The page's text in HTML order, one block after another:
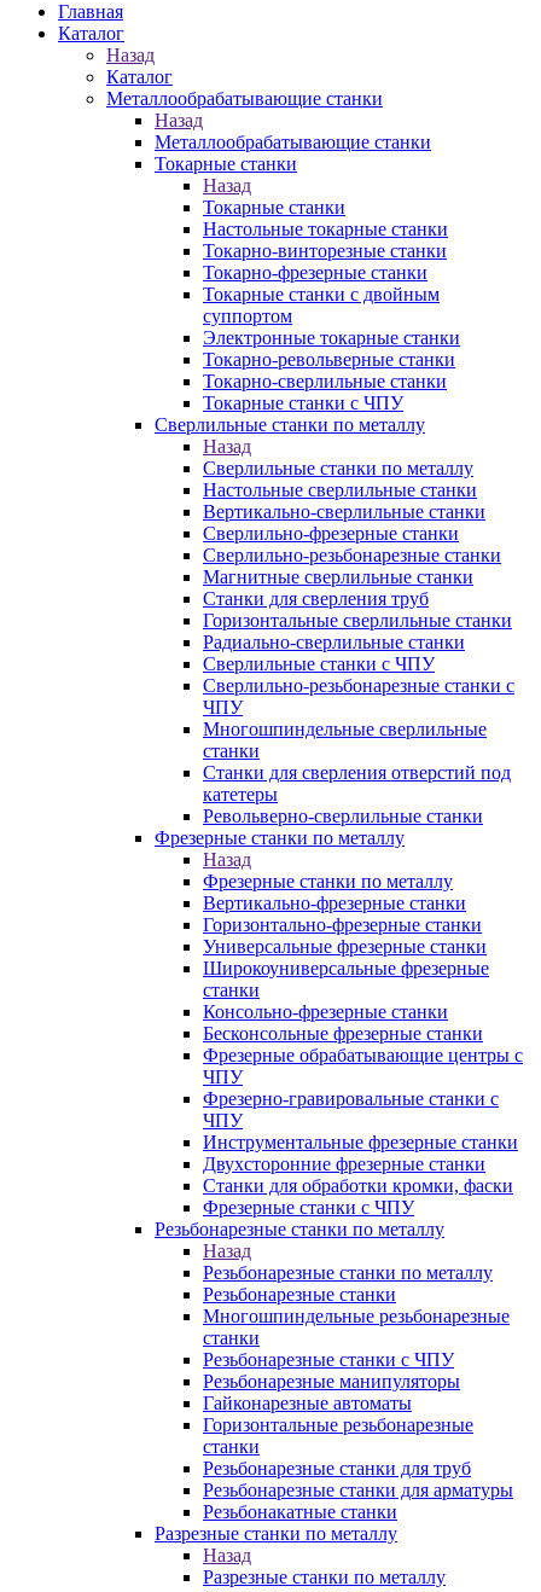
Главная
Каталог
Назад
Каталог
Металлообрабатывающие станки
Назад
Металлообрабатывающие станки
Токарные станки
Назад
Токарные станки
Настольные токарные станки
Токарно-винторезные станки
Токарно-фрезерные станки
Токарные станки с двойным
суппортом
Электронные токарные станки
Токарно-револьверные станки
Токарно-сверлильные станки
Токарные станки с ЧПУ
Сверлильные станки по металлу
Назад
Сверлильные станки по металлу
Настольные сверлильные станки
Вертикально-сверлильные станки
Сверлильно-фрезерные станки
Сверлильно-резьбонарезные станки
Магнитные сверлильные станки
Станки для сверления труб
Горизонтальные сверлильные станки
Радиально-сверлильные станки
Сверлильные станки с ЧПУ
Сверлильно-резьбонарезные станки с
ЧПУ
Многошпиндельные сверлильные
станки
Станки для сверления отверстий под
катетеры
Револьверно-сверлильные станки
Фрезерные станки по металлу
Назад
Фрезерные станки по металлу
Вертикально-фрезерные станки
Горизонтально-фрезерные станки
Универсальные фрезерные станки
Широкоуниверсальные фрезерные
станки
Консольно-фрезерные станки
Бесконсольные фрезерные станки
Фрезерные обрабатывающие центры с
ЧПУ
Фрезерно-гравировальные станки с
ЧПУ
Инструментальные фрезерные станки
Двухсторонние фрезерные станки
Станки для обработки кромки, фаски
Фрезерные станки с ЧПУ
Резьбонарезные станки по металлу
Назад
Резьбонарезные станки по металлу
Резьбонарезные станки
Многошпиндельные резьбонарезные
станки
Резьбонарезные станки с ЧПУ
Резьбонарезные манипуляторы
Гайконарезные автоматы
Горизонтальные резьбонарезные
станки
Резьбонарезные станки для труб
Резьбонарезные станки для арматуры
Резьбонакатные станки
Разрезные станки по металлу
Назад
Разрезные станки по металлу